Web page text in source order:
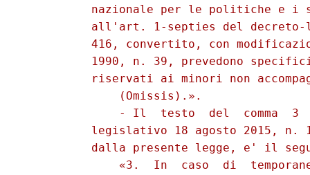
nazionale per le politiche e i
all'art. 1-septies del
416, convertito, con
1990, n. 39, prevedono
riservati ai minori non
              (Omissis).».
- Il  testo  del  comma  3
legislativo 18 agosto 2015, n.
dalla presente legge, e' il
«3.  In  caso  di